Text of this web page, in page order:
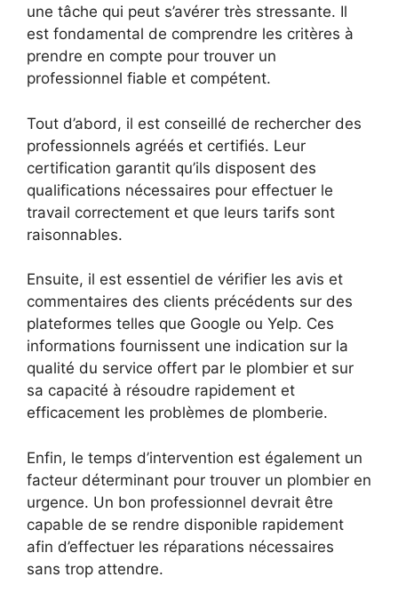
une tâche qui peut s’avérer très stressante. Il
est fondamental de comprendre les critères à
prendre en compte pour trouver un
professionnel fiable et compétent.
Tout d’abord, il est conseillé de rechercher des
professionnels agréés et certifiés. Leur
certification garantit qu’ils disposent des
qualifications nécessaires pour effectuer le
travail correctement et que leurs tarifs sont
raisonnables.
Ensuite, il est essentiel de vérifier les avis et
commentaires des clients précédents sur des
plateformes telles que Google ou Yelp. Ces
informations fournissent une indication sur la
qualité du service offert par le plombier et sur
sa capacité à résoudre rapidement et
efficacement les problèmes de plomberie.
Enfin, le temps d’intervention est également un
facteur déterminant pour trouver un plombier en
urgence. Un bon professionnel devrait être
capable de se rendre disponible rapidement
afin d’effectuer les réparations nécessaires
sans trop attendre.